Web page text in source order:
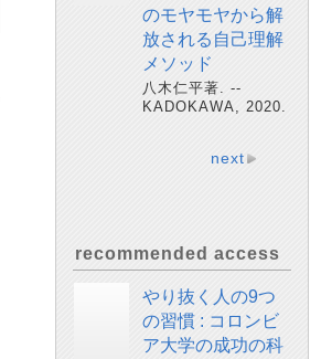
のモヤモヤから解
放される自己理解
メソッド
八木仁平著. --
KADOKAWA, 2020.
next
recommended access
やり抜く人の9つ
の習慣 : コロンビ
ア大学の成功の科